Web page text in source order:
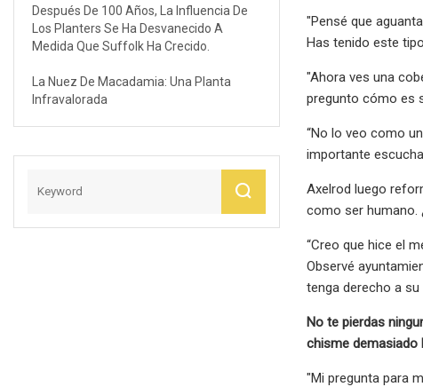
Después De 100 Años, La Influencia De
Los Planters Se Ha Desvanecido A
Medida Que Suffolk Ha Crecido.
La Nuez De Macadamia: Una Planta
Infravalorada
"Pensé que
Has tenido este
"Ahora ves una
pregunto cómo es
“No lo veo como
importante
Axelrod luego
como ser humano.
“Creo que hice el
Observé
tenga derecho a su
No te pierdas
chisme demasiado
"Mi pregunta para